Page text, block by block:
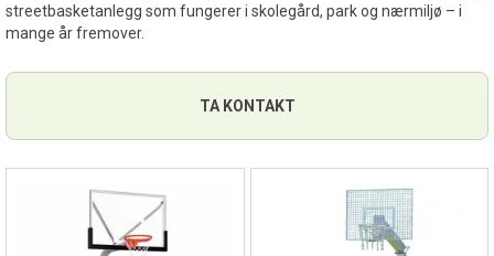
streetbasketanlegg som fungerer i skolegård, park og nærmiljø – i
mange år fremover.
TA KONTAKT